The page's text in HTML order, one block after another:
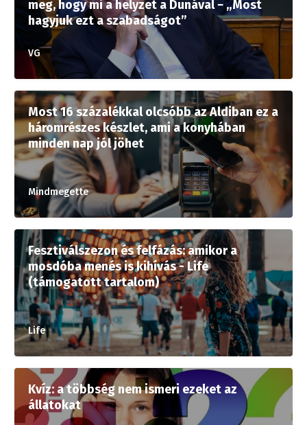
meg, hogy mi a helyzet a Dunával − „Most
hagyjuk ezt a szabadságot”
VG
Most 16 százalékkal olcsóbb az Aldiban ez a
háromrészes készlet, ami a konyhában
minden nap jól jöhet
Mindmegette
Fesztiválszezon és felfázás: amikor a
mosdóba menés is kihívás - Life
(támogatott tartalom)
Life
Kvíz: a többség nem ismeri ezeket az
állatokat